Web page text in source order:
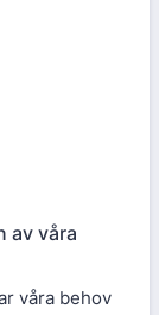
av våra
våra behov